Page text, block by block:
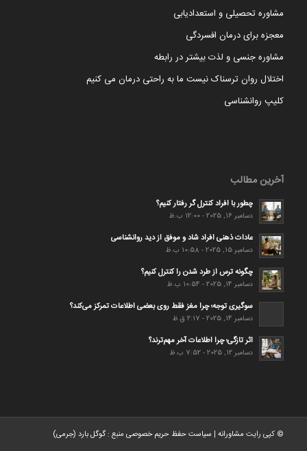
مشاوره تحصیلی و استعدادیابی
معجزه برای درمان افسردگی
مشاوره جنسی و لذت بیشتر در رابطه
اختلال روان ترسناک نیست ما به راحتی درمان می کنیم
کلیپ روانشناسی
آخرین مطالب
چطور با افراد کنترل گر رفتار کنیم؟
دسامبر 16, 2025 - 12:00 ب.ظ
عادات ذهنی افراد شاد و موفق از دید روانشناسی
دسامبر 15, 2025 - 10:58 ب.ظ
چگونه ترس از طرد شدن را کنترل کنیم؟
دسامبر 14, 2025 - 10:54 ب.ظ
سوگیری توجه؛ چرا مغز فقط روی بعضی اطلاعات تمرکز می‌کند؟
دسامبر 14, 2025 - 2:17 ق.ظ
اثر تازگی؛ چرا اطلاعات آخر مهم‌ترند؟
دسامبر 12, 2025 - 7:52 ب.ظ
© کپی رایت مشاورانه| سیاست حفظ حریم خصوصیمنبع :گوگل بارد (جرمی)